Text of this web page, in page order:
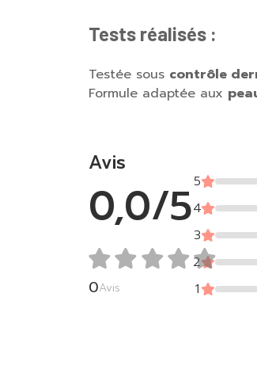
Tests réalisés :
Testée sous contrôle
Formule adaptée aux
Avis
0,0/5
0Avis
5
4
3
2
1